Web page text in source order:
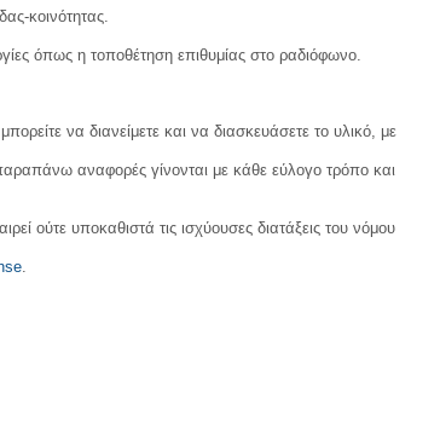
κοινότητας.
όπως η τοποθέτηση επιθυμίας στο ραδιόφωνο.
να διανείμετε και να διασκευάσετε το υλικό, με
αναφορές γίνονται με κάθε εύλογο τρόπο και
ούτε υποκαθιστά τις ισχύουσες διατάξεις του νόμου
.